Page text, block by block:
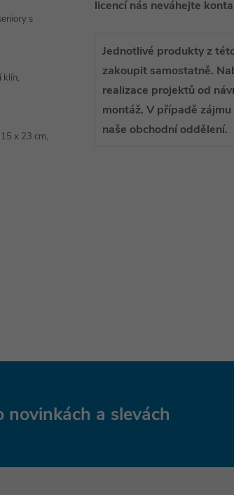
s
klín,
x 23 cm,
licencí nás neváhejte
Jednotlivé produkty z
zakoupit samostatně.
realizace projektů od
montáž. V případě
naše obchodní oddělení.
novinkách a slevách